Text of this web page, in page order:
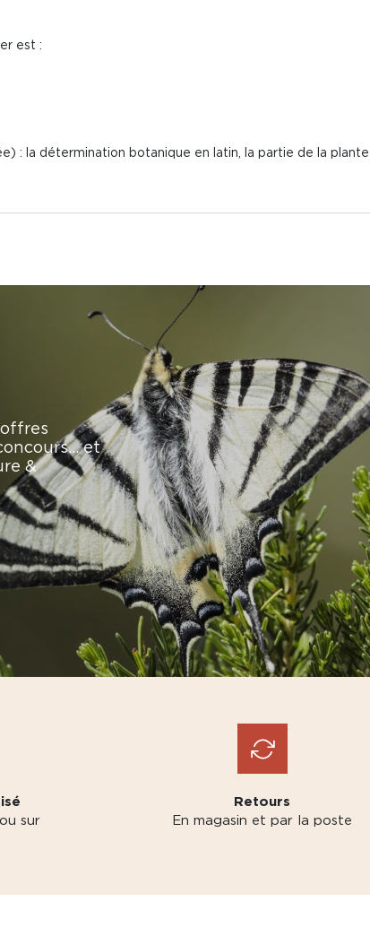
est :
: la détermination botanique en latin, la partie de la plante
et
&
sur
Retours
En magasin et par la poste